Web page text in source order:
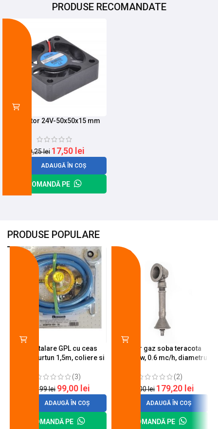
PRODUSE RECOMANDATE
Ventilator 24V-50x50x15 mm
19,25lei 17,50 lei
ADAUGĂ ÎN COȘ
COMANDĂ PE
PRODUSE POPULARE
Kit instalare GPL cu ceas
butelie, furtun 1,5m, coliere si
(3)
120,99lei 99,00 lei
ADAUGĂ ÎN COȘ
COMANDĂ PE
Arzator gaz soba teracota
A600, 6 kw, 0.6 mc/h, diametru
(2)
200,00lei 179,20 lei
ADAUGĂ ÎN COȘ
COMANDĂ PE